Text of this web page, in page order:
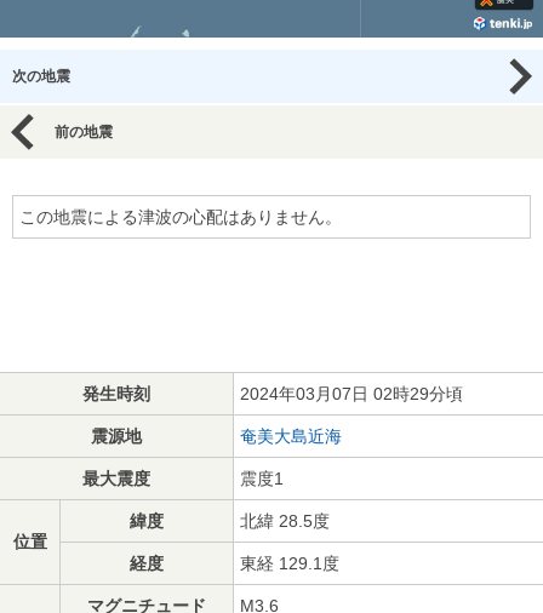
次の地震
前の地震
この地震による津波の心配はありません。
発生時刻 2024年03月07日 02時29分頃
震源地 奄美大島近海
最大震度 震度1
位置
緯度 北緯 28.5度
経度 東経 129.1度
マグニチュード M3.6